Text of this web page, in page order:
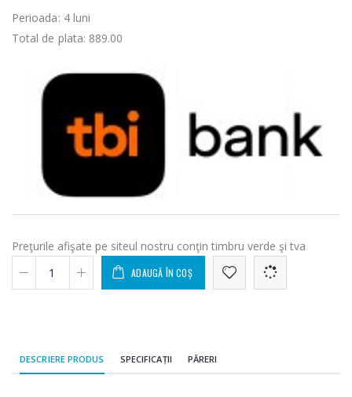
Perioada: 4luni
Total de plata: 889.00
Preţurile afişate pe siteul nostru conţin timbru verde şi tva
ADAUGĂ ÎN COȘ
DESCRIERE PRODUS SPECIFICAȚII PĂRERI